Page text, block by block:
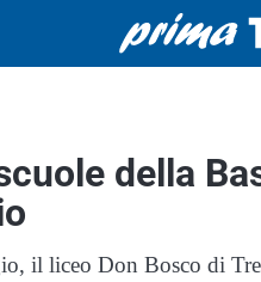
della
il liceo Don Bosco di